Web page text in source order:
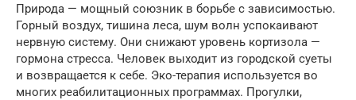
Природа — мощный союзник в борьбе с зависимостью.
Горный воздух, тишина леса, шум волн успокаивают
нервную систему. Они снижают уровень кортизола —
гормона стресса. Человек выходит из городской суеты
и возвращается к себе. Эко-терапия используется во
многих реабилитационных программах. Прогулки,